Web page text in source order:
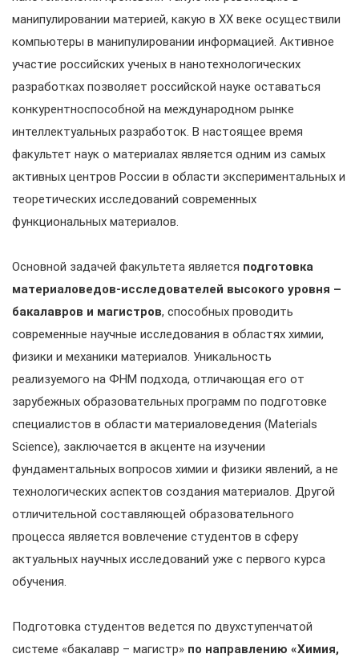
манипулировании материей, какую в ХХ веке осуществили
компьютеры в манипулировании информацией. Активное
участие российских ученых в нанотехнологических
разработках позволяет российской науке оставаться
конкурентноспособной на международном рынке
интеллектуальных разработок. В настоящее время
факультет наук о материалах является одним из самых
активных центров России в области экспериментальных и
теоретических исследований современных
функциональных материалов.
Основной задачей факультета является подготовка
материаловедов-исследователей высокого уровня –
бакалавров и магистров, способных проводить
современные научные исследования в областях химии,
физики и механики материалов. Уникальность
реализуемого на ФНМ подхода, отличающая его от
зарубежных образовательных программ по подготовке
специалистов в области материаловедения (Materials
Science), заключается в акценте на изучении
фундаментальных вопросов химии и физики явлений, а не
технологических аспектов создания материалов. Другой
отличительной составляющей образовательного
процесса является вовлечение студентов в сферу
актуальных научных исследований уже с первого курса
обучения.
Подготовка студентов ведется по двухступенчатой
системе «бакалавр – магистр» по направлению «Химия,